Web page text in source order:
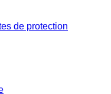
de protection